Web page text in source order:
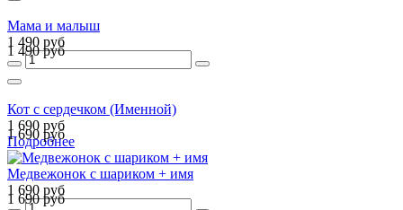
Мама и малыш
1 490 руб
1 490 руб
Кот с сердечком (Именной)
1 690 руб
1 690 руб
Подробнее
Медвежонок с шариком + имя
1 690 руб
1 690 руб